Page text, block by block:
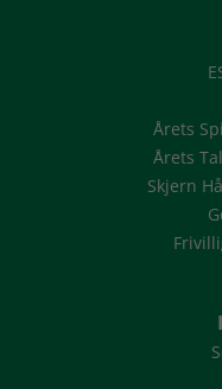
Årets
Årets
Skjern